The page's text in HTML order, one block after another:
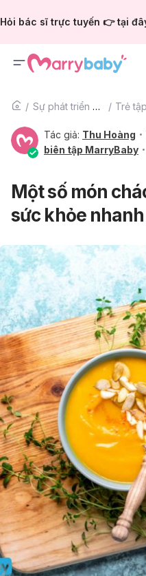
Hỏi bác sĩ trực tuyến 👉 tại
Sự phát triển của trẻ
Tác giả: Thu Hoàng
biên tập MarryBaby
Một số món
sức khỏe